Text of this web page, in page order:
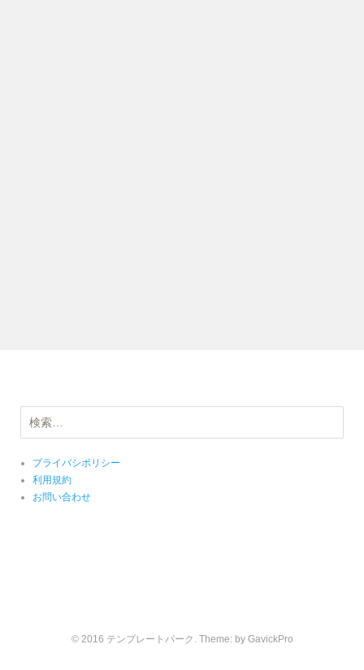
索:
プライバシポリシー
利用規約
お問い合わせ
© 2016 テンプレートパーク. Theme: by GavickPro